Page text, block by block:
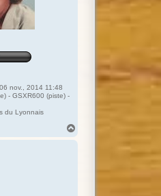
nov., 2014 11:48
- GSXR600 (piste) -
du Lyonnais